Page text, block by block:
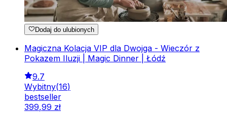
Dodaj do ulubionych
Magiczna Kolacja VIP dla Dwojga - Wieczór z
Pokazem Iluzji | Magic Dinner | Łódź
9.7
Wybitny(16)
bestseller
399,99 zł